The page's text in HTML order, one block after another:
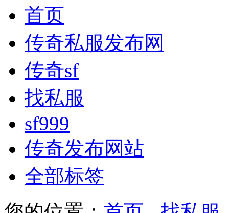
首页
传奇私服发布网
传奇sf
找私服
sf999
传奇发布网站
全部标签